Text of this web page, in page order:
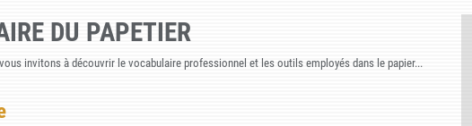
DU PAPETIER
invitons à découvrir le vocabulaire professionnel et les outils employés dans le papier...